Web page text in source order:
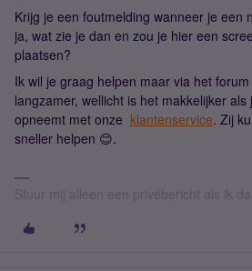
Krijg je een foutmelding wanneer je een
ja, wat zie je dan en zou je hier een
plaatsen?
Ik wil je graag helpen maar via het
langzamer, wellicht is het makkelijker
opneemt met onze klantenservice. Zij
sneller helpen 😊.
Stuur mij alleen een privébericht als ik